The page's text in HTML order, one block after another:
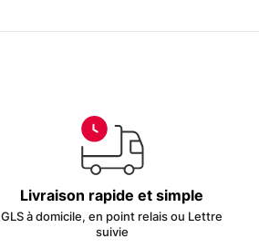
Livraison rapide et simple
GLS à domicile, en point relais ou Lettre
suivie